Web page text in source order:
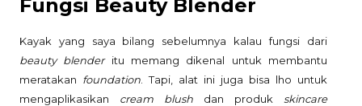
Fungsi Beauty Blender
Kayak yang saya bilang sebelumnya kalau fungsi dari
beauty blenderitu memang dikenal untuk membantu
meratakan foundation. Tapi, alat ini juga bisa lho untuk
mengaplikasikan cream blush dan produk skincare